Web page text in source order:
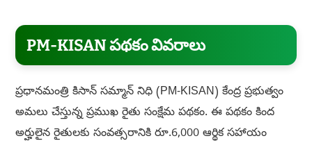
PM-KISAN పథకం వివరాలు
ప్రధానమంత్రి కిసాన్ సమ్మాన్ నిధి (PM-KISAN) కేంద్ర ప్రభుత్వం
అమలు చేస్తున్న ప్రముఖ రైతు సంక్షేమ పథకం. ఈ పథకం కింద
అర్హులైన రైతులకు సంవత్సరానికి రూ.6,000 ఆర్థిక సహాయం